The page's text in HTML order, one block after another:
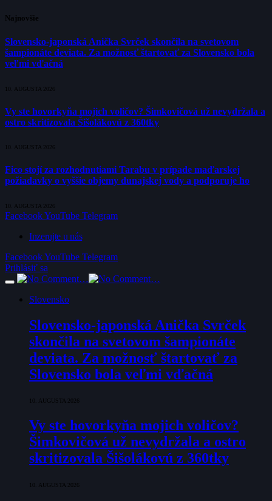
Najnovšie
Slovensko-japonská Anička Svrček skončila na svetovom
šampionáte deviata. Za možnosť štartovať za Slovensko bola
veľmi vďačná
10. AUGUSTA 2026
Vy ste hovorkyňa mojich voličov? Šimkovičová už nevydržala a
ostro skritizovala Šišolákovú z 360tky
10. AUGUSTA 2026
Fico stojí za rozhodnutiami Tarabu v prípade maďarskej
požiadavky o vyššie objemy dunajskej vody a podporuje ho
10. AUGUSTA 2026
FacebookYouTube Telegram
Inzerujte u nás
FacebookYouTube Telegram
Prihlásiť sa
Slovensko
Slovensko-japonská Anička Svrček
skončila na svetovom šampionáte
deviata. Za možnosť štartovať za
Slovensko bola veľmi vďačná
10. AUGUSTA 2026
Vy ste hovorkyňa mojich voličov?
Šimkovičová už nevydržala a ostro
skritizovala Šišolákovú z 360tky
10. AUGUSTA 2026